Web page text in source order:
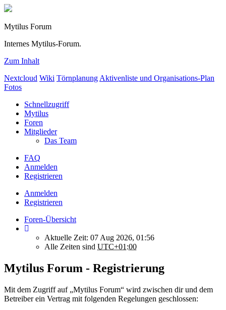
Mytilus Forum
Internes Mytilus-Forum.
Zum Inhalt
Nextcloud Wiki Törnplanung Aktivenliste und Organisations-Plan
Fotos
Schnellzugriff
Mytilus
Foren
Mitglieder
Das Team
FAQ
Anmelden
Registrieren
Anmelden
Registrieren
Foren-Übersicht
Aktuelle Zeit: 07 Aug 2026, 01:56
Alle Zeiten sind UTC+01:00
Mytilus Forum - Registrierung
Mit dem Zugriff auf „Mytilus Forum“ wird zwischen dir und dem
Betreiber ein Vertrag mit folgenden Regelungen geschlossen: